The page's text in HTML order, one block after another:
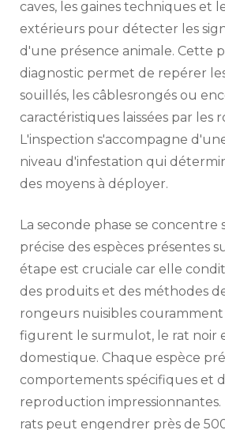
caves, les gaines techniques et
extérieurs pour détecter les
d'une présence animale. Cette
diagnostic permet de repérer
souillés, les câblesrongés ou
caractéristiques laissées par les
L'inspection s'accompagne
niveau d'infestation qui
des moyens à déployer.
La seconde phase se
précise des espèces présentes
étape est cruciale car elle
des produits et des méthodes
rongeurs nuisibles
figurent le surmulot, le rat noir
domestique. Chaque espèce
comportements spécifiques et
reproduction
rats peut engendrer près de